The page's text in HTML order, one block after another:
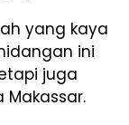
yang kaya
ini
juga